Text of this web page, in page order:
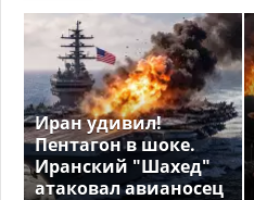
Иран удивил!
Пентагон в шоке.
Иранский "Шахед"
атаковал авианосец